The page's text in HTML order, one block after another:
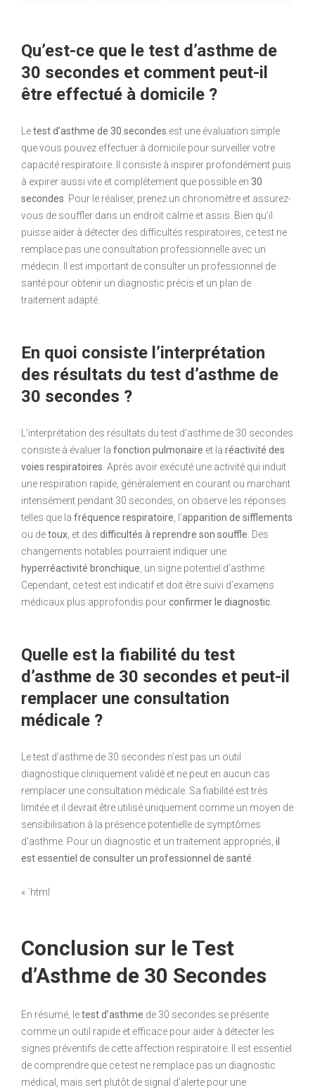
Qu’est-ce que le test d’asthme de
30 secondes et comment peut-il
être effectué à domicile ?
Letest d’asthme de 30 secondes est une évaluation simple
que vous pouvez effectuer à domicile pour surveiller votre
capacité respiratoire. Il consiste à inspirer profondément puis
à expirer aussi vite et complètement que possible en 30
secondes . Pour le réaliser, prenez un chronomètre et assurez-
vous de souffler dans un endroit calme et assis. Bien qu’il
puisse aider à détecter des difficultés respiratoires, ce test ne
remplace pas une consultation professionnelle avec un
médecin. Il est important de consulter un professionnel de
santé pour obtenir un diagnostic précis et un plan de
traitement adapté.
En quoi consiste l’interprétation
des résultats du test d’asthme de
30 secondes ?
L’interprétation des résultats du test d’asthme de 30 secondes
consiste à évaluer la fonction pulmonaire et la réactivité des
voies respiratoires . Après avoir exécuté une activité qui induit
une respiration rapide, généralement en courant ou marchant
intensément pendant 30 secondes, on observe les réponses
telles que la fréquence respiratoire , l’apparition de sifflements
ou detoux , et des difficultés à reprendre son souffle . Des
changements notables pourraient indiquer une
hyperréactivité bronchique , un signe potentiel d’asthme.
Cependant, ce test est indicatif et doit être suivi d’examens
médicaux plus approfondis pourconfirmer le diagnostic
Quelle est la fiabilité du test
d’asthme de 30 secondes et peut-il
remplacer une consultation
médicale ?
Le test d’asthme de 30 secondes n’est pas un outil
diagnostique cliniquement validé et ne peut en aucun cas
remplacer une consultation médicale. Sa fiabilité est très
limitée et il devrait être utilisé uniquement comme un moyen de
sensibilisation à la présence potentielle de symptômes
d’asthme. Pour un diagnostic et un traitement appropriés, il
est essentiel de consulter un professionnel de santé
« `html
Conclusion sur le Test
d’Asthme de 30 Secondes
En résumé, letest d’asthme de 30 secondes se présente
comme un outil rapide et efficace pour aider à détecter les
signes préventifs de cette affection respiratoire. Il est essentiel
de comprendre que ce test ne remplace pas un diagnostic
médical, mais sert plutôt de signal d’alerte pour une